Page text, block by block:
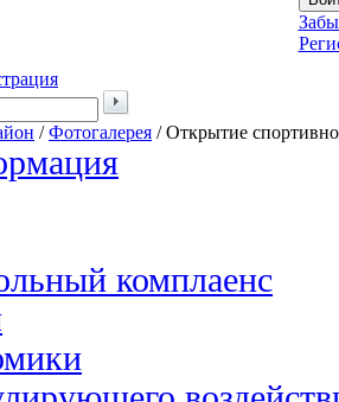
/Фотогалерея / Открытие
комплаенс